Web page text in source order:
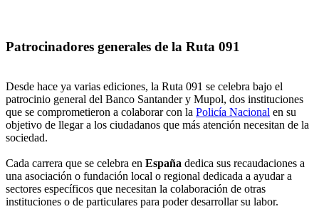
Patrocinadores generales de la Ruta 091
Desde hace ya varias ediciones, la Ruta 091 se celebra bajo el
patrocinio general del Banco Santander y Mupol, dos instituciones
que se comprometieron a colaborar con la Policía Nacional en su
objetivo de llegar a los ciudadanos que más atención necesitan de la
sociedad.
Cada carrera que se celebra en España dedica sus recaudaciones a
una asociación o fundación local o regional dedicada a ayudar a
sectores específicos que necesitan la colaboración de otras
instituciones o de particulares para poder desarrollar su labor.